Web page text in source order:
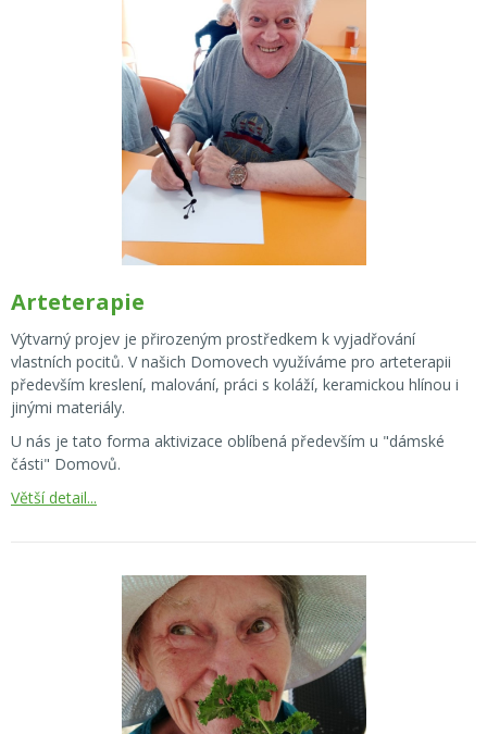
Arteterapie
Výtvarný projev je přirozeným prostředkem k vyjadřování
vlastních pocitů. V našich Domovech využíváme pro arteterapii
především kreslení, malování, práci s koláží, keramickou hlínou i
jinými materiály.
U nás je tato forma aktivizace oblíbená především u "dámské
části" Domovů.
Větší detail...